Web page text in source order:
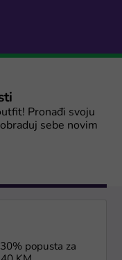
Pronađi svoju
sebe novim
popusta za